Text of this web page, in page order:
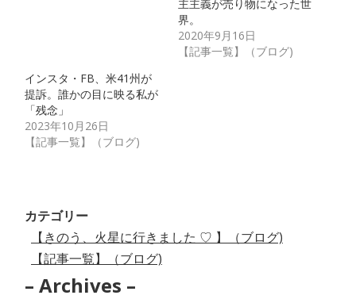
主主義が売り物になった世
界。
2020年9月16日
【記事一覧】（ブログ)
インスタ・FB、米41州が
提訴。誰かの目に映る私が
「残念」
2023年10月26日
【記事一覧】（ブログ)
カテゴリー
【きのう、火星に行きました ♡ 】（ブログ)
【記事一覧】（ブログ)
– Archives –